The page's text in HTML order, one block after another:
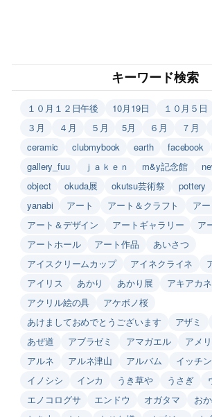
キーワード検索
１０月１２日午後 10月19日 １０月５日
３月
４月 ５月 5月 ６月 ７月
ceramic
clubmybook earth facebook
gallery_fuu
ｊａｋｅｎ m&y記念館
object
okuda展 okutsu芸術祭 pottery
yanabi
アート アート＆クラフト
ア
アート＆デザイン
アートギャラリー
ア
アートホール
アート作品
あいさつ
アイスクリームカップ
アイネクライネ
アイリス
あかり あかり展
アキアカネ
アクリル絵の具
アケボノ桜
あけましておめでとうございます
アザミ
あぜ道
アブラゼミ アマガエル
アメ
アルネ
アルネ津山 アルバム イッチン
イノシシ
インカ うき草や うさぎ
エノコログサ
エンドウ オガタマ お